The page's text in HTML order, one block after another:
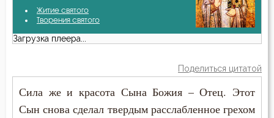
Житие святого
Творения святого
Загрузка плеера...
Поделиться цитатой
Сила же и красота Сына Божия – Отец. Этот
Сын снова сделал твердым расслабленное грехом